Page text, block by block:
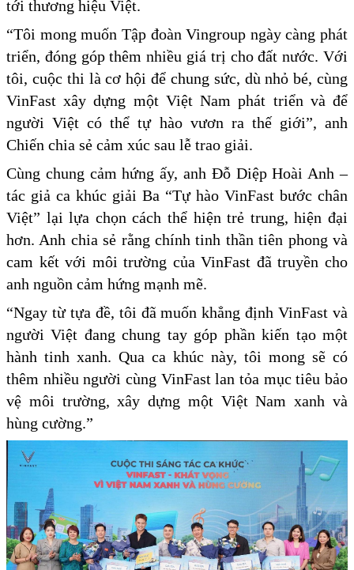
tới thương hiệu Việt.
“Tôi mong muốn Tập đoàn Vingroup ngày càng phát
triển, đóng góp thêm nhiều giá trị cho đất nước. Với
tôi, cuộc thi là cơ hội để chung sức, dù nhỏ bé, cùng
VinFast xây dựng một Việt Nam phát triển và để
người Việt có thể tự hào vươn ra thế giới”, anh
Chiến chia sẻ cảm xúc sau lễ trao giải.
Cùng chung cảm hứng ấy, anh Đỗ Diệp Hoài Anh –
tác giả ca khúc giải Ba “Tự hào VinFast bước chân
Việt” lại lựa chọn cách thể hiện trẻ trung, hiện đại
hơn. Anh chia sẻ rằng chính tinh thần tiên phong và
cam kết với môi trường của VinFast đã truyền cho
anh nguồn cảm hứng mạnh mẽ.
“Ngay từ tựa đề, tôi đã muốn khẳng định VinFast và
người Việt đang chung tay góp phần kiến tạo một
hành tinh xanh. Qua ca khúc này, tôi mong sẽ có
thêm nhiều người cùng VinFast lan tỏa mục tiêu bảo
vệ môi trường, xây dựng một Việt Nam xanh và
hùng cường.”